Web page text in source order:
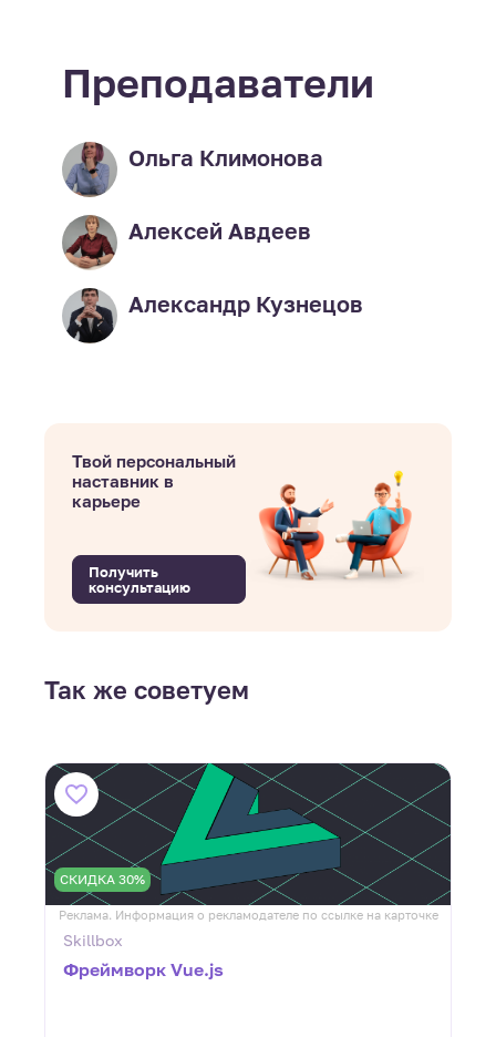
Преподаватели
Ольга Климонова
Алексей Авдеев
Александр Кузнецов
Твой персональный
наставник в
карьере
Получить
консультацию
Так же советуем
СКИДКА 30%
Реклама. Информация о рекламодателе по ссылке на карточке
Skillbox
Фреймворк Vue.js